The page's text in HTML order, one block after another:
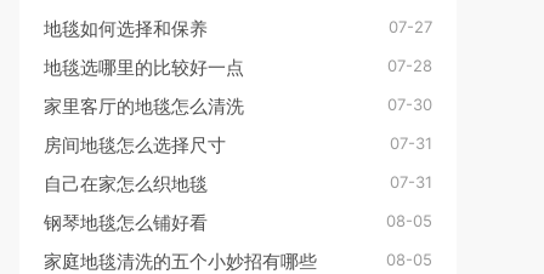
地毯如何选择和保养 07-27
地毯选哪里的比较好一点 07-28
家里客厅的地毯怎么清洗 07-30
房间地毯怎么选择尺寸 07-31
自己在家怎么织地毯 07-31
钢琴地毯怎么铺好看 08-05
家庭地毯清洗的五个小妙招有哪些 08-05